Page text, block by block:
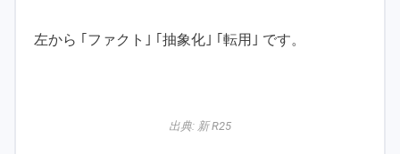
左から ｢ファクト｣ ｢抽象化｣ ｢転用｣ です。
出典: 新 R25